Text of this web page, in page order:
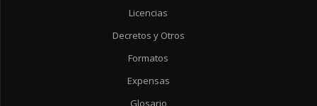
Licencias
Decretos y Otros
Formatos
Expensas